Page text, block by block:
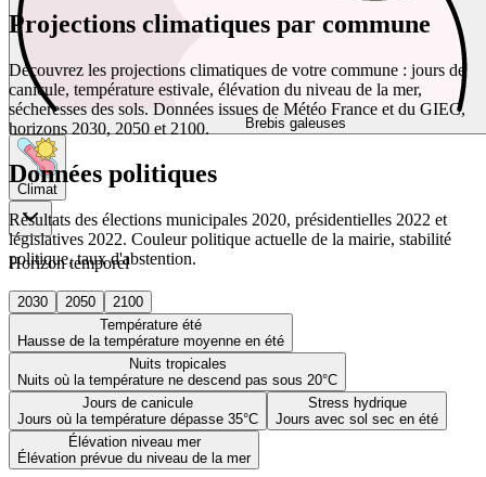
Brebis galeuses
Climat
Horizon temporel
2030 2050
2100
Température été
Hausse de la température moyenne en été
Nuits tropicales
Nuits où la température ne descend pas sous 20°C
Jours de canicule
Jours où la température dépasse 35°C
Stress hydrique
Jours avec sol sec en été
Élévation niveau mer
Élévation prévue du niveau de la mer
Projections climatiques par commune
Découvrez les projections climatiques de votre commune : jours de
canicule, température estivale, élévation du niveau de la mer,
sécheresses des sols. Données issues de Météo France et du GIEC,
horizons 2030, 2050 et 2100.
Données politiques
Résultats des élections municipales 2020, présidentielles 2022 et
législatives 2022. Couleur politique actuelle de la mairie, stabilité
politique, taux d'abstention.